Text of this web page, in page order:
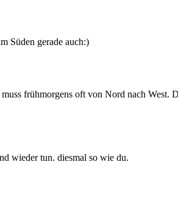
Süden gerade auch:)
frühmorgens oft von Nord nach West.
wieder tun. diesmal so wie du.